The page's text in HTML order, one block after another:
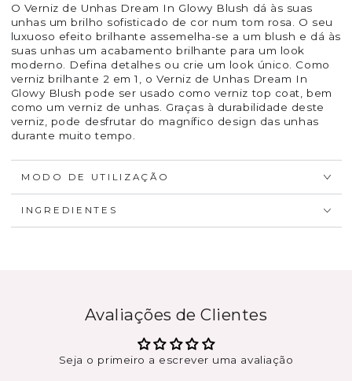
O Verniz de Unhas Dream In Glowy Blush dá às suas
unhas um brilho sofisticado de cor num tom rosa. O seu
luxuoso efeito brilhante assemelha-se a um blush e dá às
suas unhas um acabamento brilhante para um look
moderno. Defina detalhes ou crie um look único. Como
verniz brilhante 2 em 1, o Verniz de Unhas Dream In
Glowy Blush pode ser usado como verniz top coat, bem
como um verniz de unhas. Graças à durabilidade deste
verniz, pode desfrutar do magnífico design das unhas
durante muito tempo.
MODO DE UTILIZAÇÃO
INGREDIENTES
Avaliações de Clientes
Seja o primeiro a escrever uma avaliação